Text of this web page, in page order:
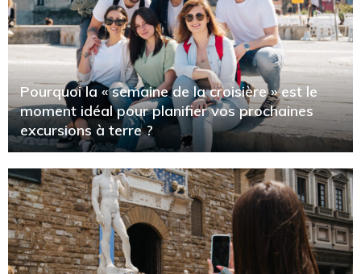
Pourquoi la « semaine de la croisière » est le
moment idéal pour planifier vos prochaines
excursions à terre ?